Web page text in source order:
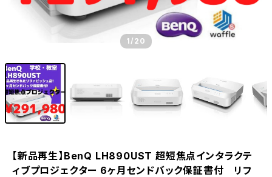
1 /20
【新品再生】BenQ LH890UST 超短焦点インタラクテ
ィブプロジェクター 6ヶ月センドバック保証書付 リフ